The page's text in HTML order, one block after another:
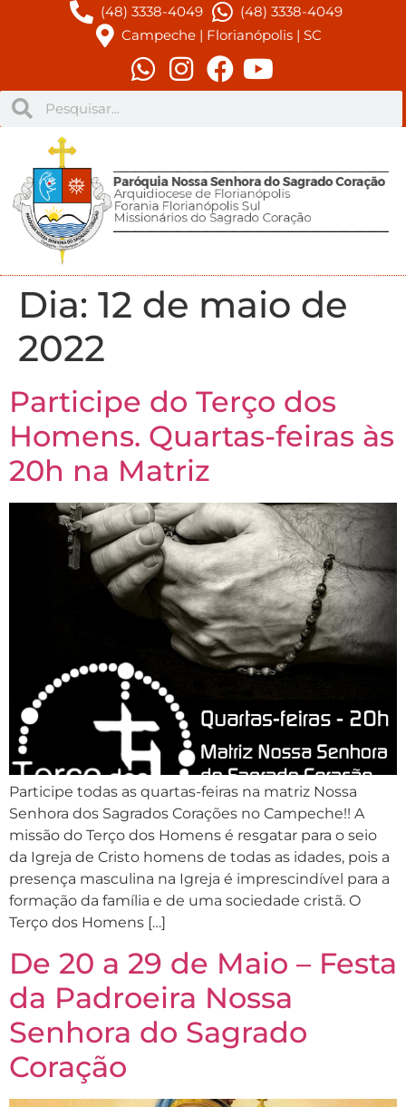
(48) 3338-4049
(48) 3338-4049
Campeche | Florianópolis | SC
Dia: 12 de maio de
2022
Participe do Terço dos
Homens. Quartas-feiras às
20h na Matriz
Participe todas as quartas-feiras na matriz Nossa
Senhora dos Sagrados Corações no Campeche!! A
missão do Terço dos Homens é resgatar para o seio
da Igreja de Cristo homens de todas as idades, pois a
presença masculina na Igreja é imprescindível para a
formação da família e de uma sociedade cristã. O
Terço dos Homens […]
De 20 a 29 de Maio – Festa
da Padroeira Nossa
Senhora do Sagrado
Coração